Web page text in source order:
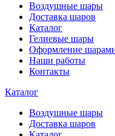
Воздушные шары
Доставка шаров
Каталог
Гелиевые шары
Оформление
Наши работы
Контакты
Каталог
Воздушные шары
Доставка шаров